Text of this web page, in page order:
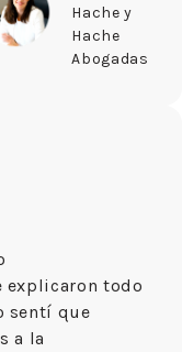
Hache y
Hache
Abogadas
explicaron todo
sentí que
a la